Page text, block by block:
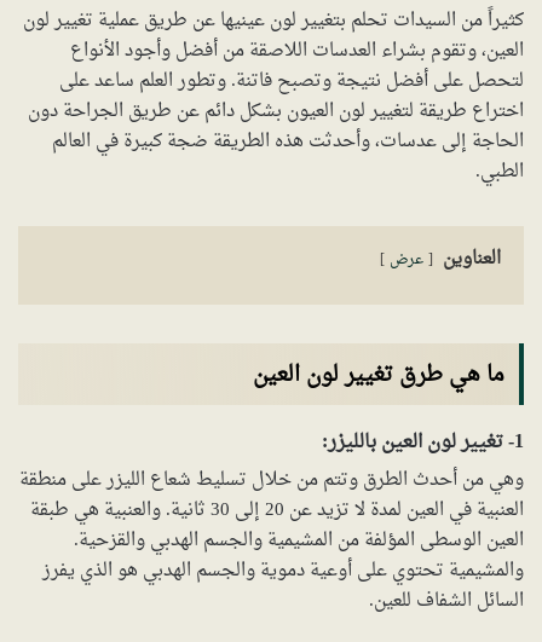
كثيراً من السيدات تحلم بتغيير لون عينيها عن طريق عملية تغيير لون
العين، وتقوم بشراء العدسات اللاصقة من أفضل وأجود الأنواع
لتحصل على أفضل نتيجة وتصبح فاتنة. وتطور العلم ساعد على
اختراع طريقة لتغيير لون العيون بشكل دائم عن طريق الجراحة دون
الحاجة إلى عدسات، وأحدثت هذه الطريقة ضجة كبيرة في العالم
الطبي.
العناوين عرض
ما هي طرق تغيير لون العين
1- تغيير لون العين بالليزر:
وهي من أحدث الطرق وتتم من خلال تسليط شعاع الليزر على منطقة
العنبية في العين لمدة لا تزيد عن 20 إلى 30 ثانية. والعنبية هي طبقة
العين الوسطى المؤلفة من المشيمية والجسم الهدبي والقزحية.
والمشيمية تحتوي على أوعية دموية والجسم الهدبي هو الذي يفرز
السائل الشفاف للعين.